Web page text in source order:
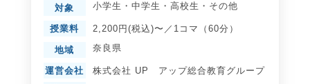
対象 小学生 ・ 中学生 ・ 高校生 ・ その他
授業料 2,200円(税込)〜／1コマ（60分）
地域 奈良県
運営会社
株式会社 UP アップ総合教育グループ